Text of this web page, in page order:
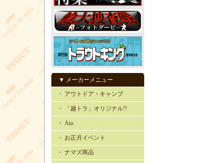
▼ メーカーメニュー
・ アウトドア・キャンプ
・ 「越トラ」オリジナル!!
・ Aio
・ お正月イベント
・ ナマズ商品